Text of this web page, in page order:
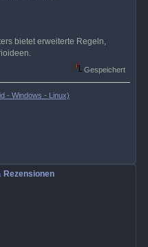
bietet erweiterte Regeln,
Gespeichert
- Windows - Linux)
Rezensionen